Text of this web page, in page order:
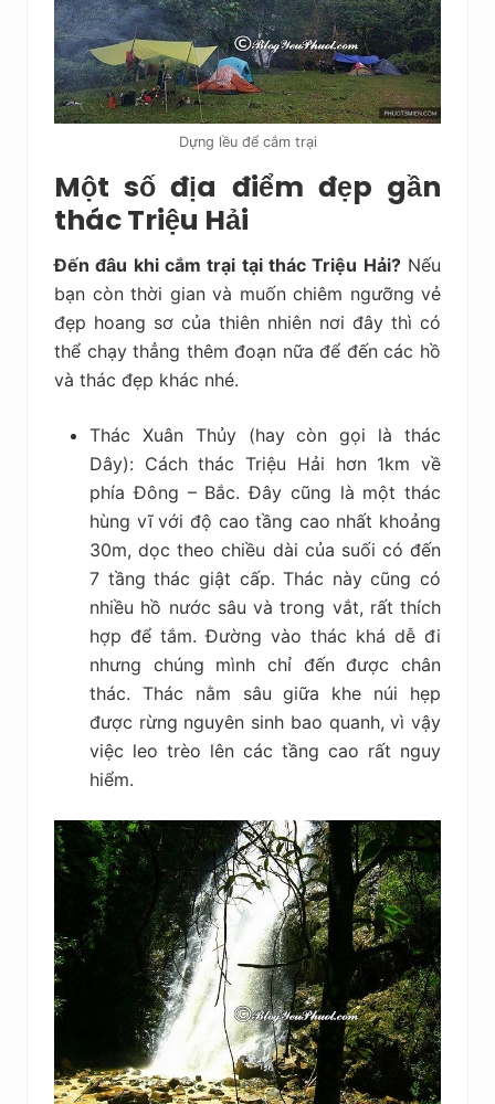
Dựng lều để cắm trại
Một sốđịa điểm đẹp gần
thác Triệu Hải
Đến đâu khi cắm trại tại thác Triệu Hải?Nếu
bạn còn thời gian và muốn chiêm ngưỡng vẻ
đẹp hoang sơ của thiên nhiên nơi đây thì có
thể chạy thẳng thêm đoạn nữa để đến các hồ
và thác đẹp khác nhé.
Thác Xuân Thủy (hay còn gọi là thác
Dây): Cách thác Triệu Hải hơn 1km về
phía Đông – Bắc. Đây cũng là một thác
hùng vĩ với độ cao tầng cao nhất khoảng
30m, dọc theo chiều dài của suối có đến
7 tầng thác giật cấp. Thác này cũng có
nhiều hồ nước sâu và trong vắt, rất thích
hợp để tắm. Đường vào thác khá dễ đi
nhưng chúng mình chỉ đến được chân
thác. Thác nằm sâu giữa khe núi hẹp
được rừng nguyên sinh bao quanh, vì vậy
việc leo trèo lên các tầng cao rất nguy
hiểm.